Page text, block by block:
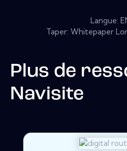
Langue:
Taper: Whitepaper
Plus de
Navisite